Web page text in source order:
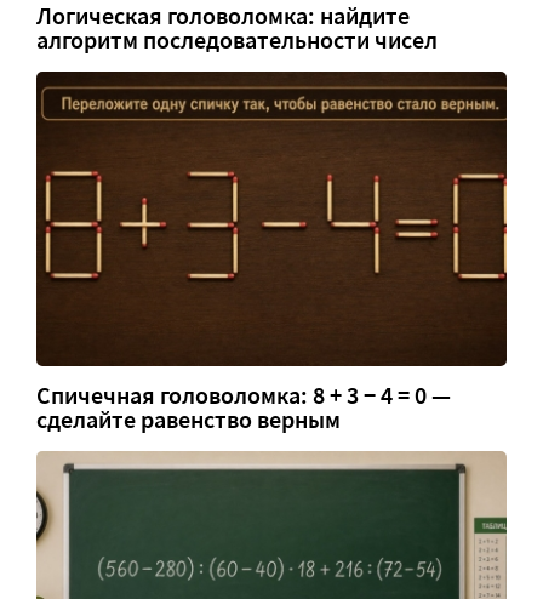
Логическая головоломка: найдите
алгоритм последовательности чисел
Спичечная головоломка: 8 + 3 − 4 = 0 —
сделайте равенство верным